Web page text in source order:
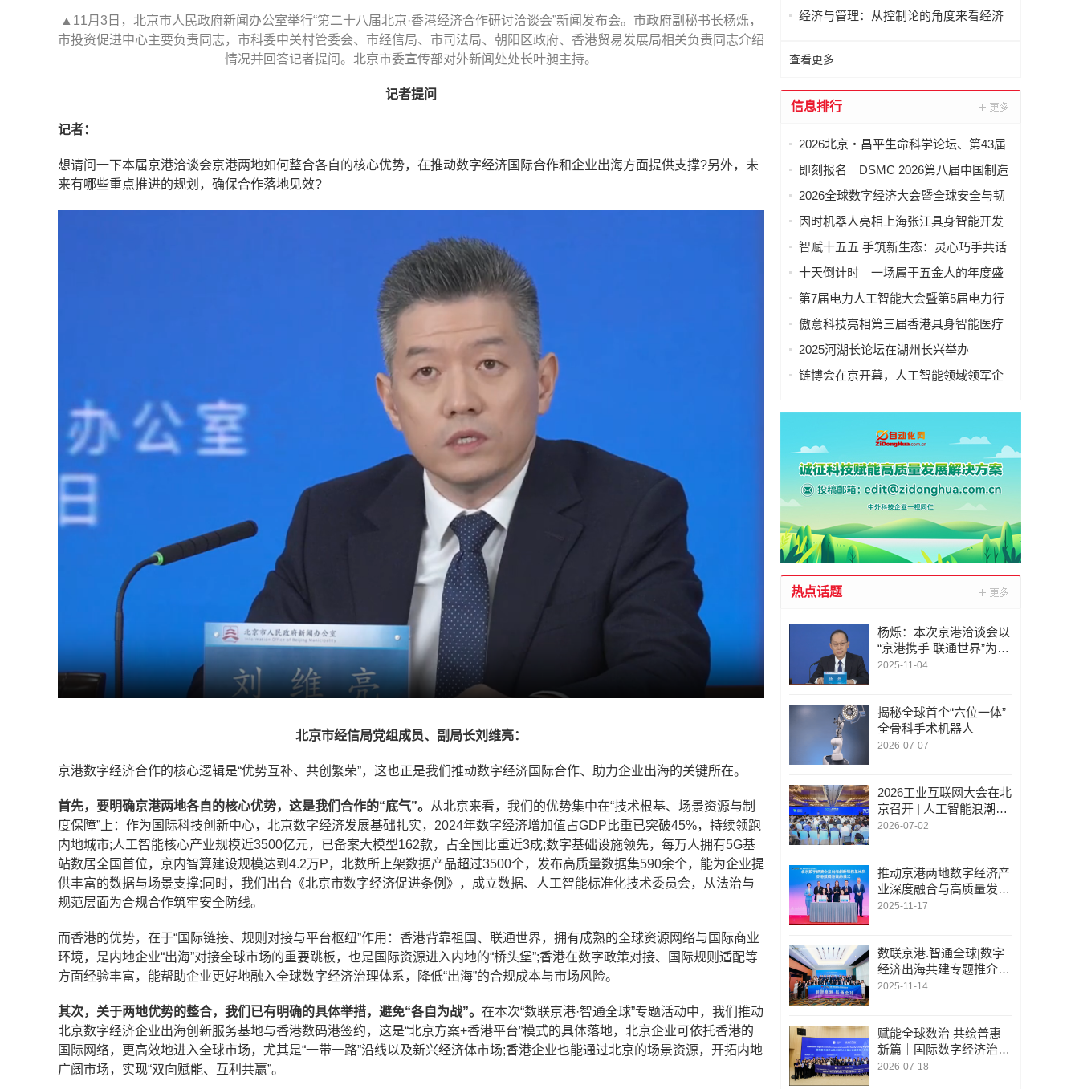
▲11月3日，北京市人民政府新闻办公室举行“第二十八届北京·香港经济合作研讨洽谈会”新闻发布会。市政府副秘书长杨烁，
市投资促进中心主要负责同志，市科委中关村管委会、市经信局、市司法局、朝阳区政府、香港贸易发展局相关负责同志介绍
情况并回答记者提问。北京市委宣传部对外新闻处处长叶昶主持。
记者提问
记者：
想请问一下本届京港洽谈会京港两地如何整合各自的核心优势，在推动数字经济国际合作和企业出海方面提供支撑?另外，未
来有哪些重点推进的规划，确保合作落地见效?
北京市经信局党组成员、副局长刘维亮：
京港数字经济合作的核心逻辑是“优势互补、共创繁荣”，这也正是我们推动数字经济国际合作、助力企业出海的关键所在。
首先，要明确京港两地各自的核心优势，这是我们合作的“底气”。
从北京来看，我们的优势集中在“技术根基、场景资源与制
度保障”上：作为国际科技创新中心，北京数字经济发展基础扎实，2024年数字经济增加值占GDP比重已突破45%，持续领跑
内地城市;人工智能核心产业规模近3500亿元，已备案大模型162款，占全国比重近3成;数字基础设施领先，每万人拥有5G基
站数居全国首位，京内智算建设规模达到4.2万P，北数所上架数据产品超过3500个，发布高质量数据集590余个，能为企业提
供丰富的数据与场景支撑;同时，我们出台《北京市数字经济促进条例》，成立数据、人工智能标准化技术委员会，从法治与
规范层面为合规合作筑牢安全防线。
而香港的优势，在于“国际链接、规则对接与平台枢纽”作用：香港背靠祖国、联通世界，拥有成熟的全球资源网络与国际商业
环境，是内地企业“出海”对接全球市场的重要跳板，也是国际资源进入内地的“桥头堡”;香港在数字政策对接、国际规则适配等
方面经验丰富，能帮助企业更好地融入全球数字经济治理体系，降低“出海”的合规成本与市场风险。
其次，关于两地优势的整合，我们已有明确的具体举措，避免“各自为战”。 在本次“数联京港·智通全球”专题活动中，我们推动
北京数字经济企业出海创新服务基地与香港数码港签约，这是“北京方案+香港平台”模式的具体落地，北京企业可依托香港的
国际网络，更高效地进入全球市场，尤其是“一带一路”沿线以及新兴经济体市场;香港企业也能通过北京的场景资源，开拓内地
广阔市场，实现“双向赋能、互利共赢”。
经济与管理：从控制论的角度来看经济
查看更多...
信息排行
2026北京・昌平生命科学论坛、第43届
全国医药工业信息年会在京开幕
即刻报名｜DSMC 2026第八届中国制造
业&新能源数智峰会全新启程！
2026全球数字经济大会暨全球安全与韧
性经济AI论坛在京隆重召开
因时机器人亮相上海张江具身智能开发
者大会
智赋十五五 手筑新生态：灵心巧手共话
具身智能新基建
十天倒计时｜一场属于五金人的年度盛
会，即将启幕！
第7届电力人工智能大会暨第5届电力行
业数字化转型大会，10月相约杭州！
傲意科技亮相第三届香港具身智能医疗
科技论坛，共同探讨医疗科技企业出海
2025河湖长论坛在湖州长兴举办
链博会在京开幕，人工智能领域领军企
热点话题
杨烁：本次京港洽谈会以
“京港携手 联通世界”为主
题|进一步拓展和深化两
2025-11-04
揭秘全球首个“六位一体”
全骨科手术机器人
2026-07-07
2026工业互联网大会在北
京召开 | 人工智能浪潮下
的工业互联网高质量发展
2026-07-02
推动京港两地数字经济产
业深度融合与高质量发
展|签约数码港、揭牌委
2025-11-17
数联京港.智通全球|数字
经济出海共建专题推介活
动在港圆满举办|滴普科
2025-11-14
赋能全球数治 共绘普惠
新篇｜国际数字经济治理
与领军人才能力建设项目
2026-07-18